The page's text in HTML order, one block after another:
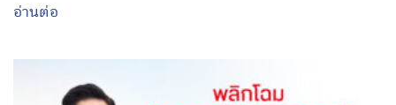
อ่านต่อ